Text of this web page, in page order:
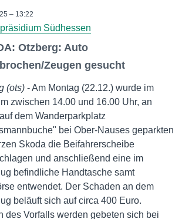
– 13:22
Südhessen
Otzberg: Auto
Zeugen gesucht
(ots)- Am Montag (22.12.) wurde im
zwischen 14.00 und 16.00 Uhr, an
dem Wanderparkplatz
bei Ober-Nauses geparkten
Skoda die Beifahrerscheibe
und anschließend eine im
befindliche Handtasche samt
entwendet. Der Schaden an dem
beläuft sich auf circa 400 Euro.
des Vorfalls werden gebeten sich bei